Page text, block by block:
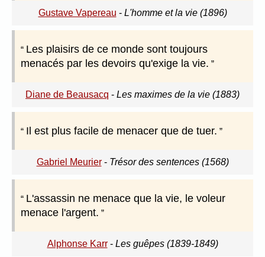
Gustave Vapereau - L'homme et la vie (1896)
Les plaisirs de ce monde sont toujours
menacés par les devoirs qu'exige la vie.
Diane de Beausacq - Les maximes de la vie (1883)
Il est plus facile de menacer que de tuer.
Gabriel Meurier- Trésor des sentences (1568)
L'assassin ne menace que la vie, le voleur
menace l'argent.
Alphonse Karr- Les guêpes (1839-1849)